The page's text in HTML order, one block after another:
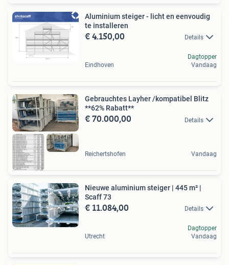
Aluminium steiger - licht en eenvoudig
te installeren
€ 4.150,00 Details
Eindhoven
Dagtopper
Vandaag
Gebrauchtes Layher /kompatibel Blitz
**62% Rabatt**
€ 70.000,00 Details
Reichertshofen Vandaag
Nieuwe aluminium steiger | 445 m² |
Scaff 73
€ 11.084,00 Details
Utrecht
Dagtopper
Vandaag